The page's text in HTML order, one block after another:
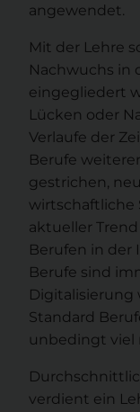
angewendet.
Mit der Lehre
Nachwuchs in
eingegliedert
Lücken oder
Verlaufe der
Berufe
gestrichen,
wirtschaftliche
aktueller
Berufen in der
Berufe sind
Digitalisierung
Standard
unbedingt viel
verdient ein